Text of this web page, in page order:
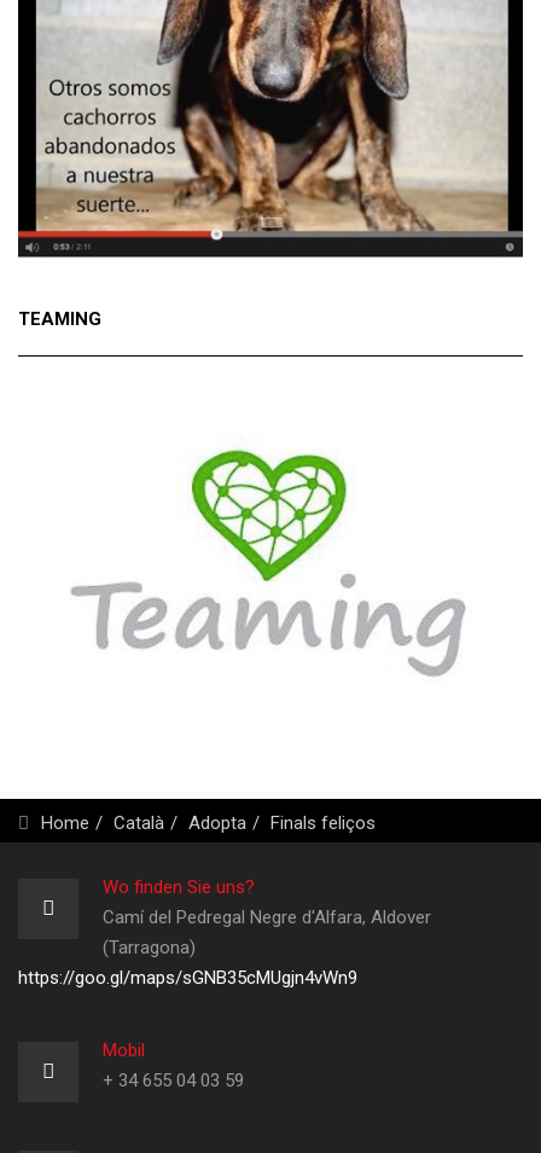
TEAMING
Home Català Adopta Finals feliços
Wo finden Sie uns?
Camí del Pedregal Negre d'Alfara, Aldover
(Tarragona)
https://goo.gl/maps/sGNB35cMUgjn4vWn9
Mobil
+ 34 655 04 03 59